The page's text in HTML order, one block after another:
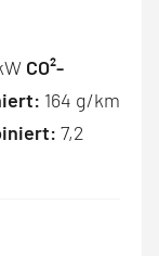
CO²-
164 g/km
7,2